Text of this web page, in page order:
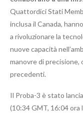
Quattordici Stati
inclusa il Canada,
a rivoluzionare la
nuove capacità
manovre di
precedenti.
Il Proba-3 è stato
(10:34 GMT, 16:04 ora